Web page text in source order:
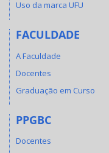
Uso da marca UFU
FACULDADE
A Faculdade
Docentes
Graduação em Curso
PPGBC
Docentes